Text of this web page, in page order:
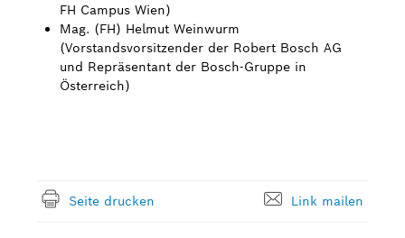
FH Campus Wien)
Mag. (FH) Helmut Weinwurm
(Vorstandsvorsitzender der Robert Bosch AG
und Repräsentant der Bosch-Gruppe in
Österreich)
Seite drucken Link mailen